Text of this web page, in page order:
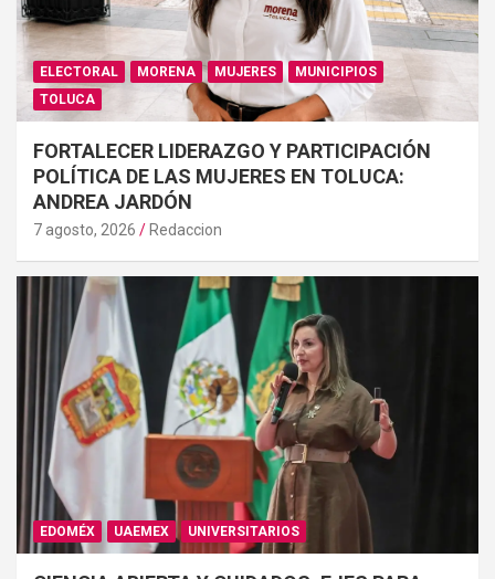
ELECTORAL MORENA MUJERES
MUNICIPIOS
TOLUCA
FORTALECER LIDERAZGO Y PARTICIPACIÓN
POLÍTICA DE LAS MUJERES EN TOLUCA:
ANDREA JARDÓN
7 agosto, 2026 Redaccion
EDOMÉX UAEMEX UNIVERSITARIOS